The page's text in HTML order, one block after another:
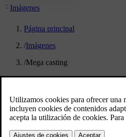
Imágenes
Página principal
/Imágenes
/Mega casting